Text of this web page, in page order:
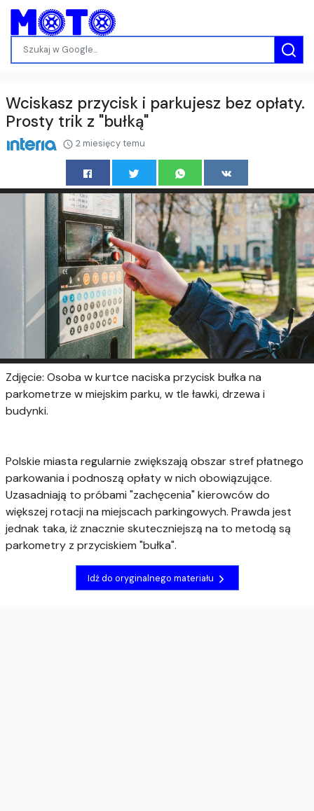
Wciskasz przycisk i parkujesz bez opłaty.
Prosty trik z "bułką"
2 miesięcy temu
Zdjęcie: Osoba w kurtce naciska przycisk bułka na
parkometrze w miejskim parku, w tle ławki, drzewa i
budynki.
Polskie miasta regularnie zwiększają obszar stref płatnego
parkowania i podnoszą opłaty w nich obowiązujące.
Uzasadniają to próbami "zachęcenia" kierowców do
większej rotacji na miejscach parkingowych. Prawda jest
jednak taka, iż znacznie skuteczniejszą na to metodą są
parkometry z przyciskiem "bułka".
Idź do oryginalnego materiału